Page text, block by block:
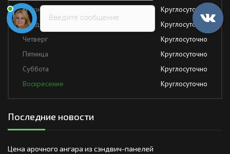
Вторник
Круглосуточно
Среда
Круглосуточно
Четверг
Круглосуточно
Пятница
Круглосуточно
Суббота
Круглосуточно
Воскресение
Круглосуточно
Последние новости
Цена арочного ангара из сэндвич-панелей
Введите сообщение